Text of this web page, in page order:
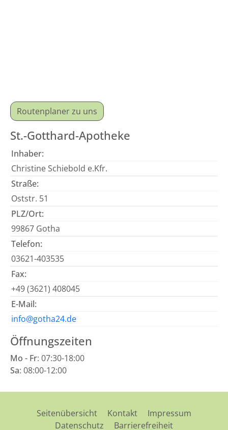
Routenplaner zu uns
St.-Gotthard-Apotheke
Inhaber:
Christine Schiebold e.Kfr.
Straße:
Oststr. 51
PLZ/Ort:
99867 Gotha
Telefon:
03621-403535
Fax:
+49 (3621) 408045
E-Mail:
info@gotha24.de
Öffnungszeiten
Mo - Fr: 07:30-18:00
Sa: 08:00-12:00
Seitenübersicht Kontakt
Impressum
Datenschutz
Barrierefreiheit